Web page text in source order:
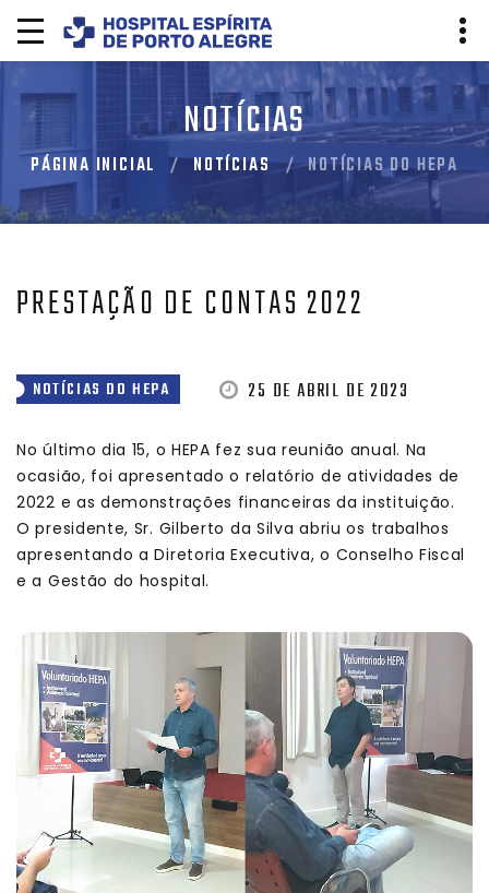
NOTÍCIAS
PÁGINA INICIAL NOTÍCIAS NOTÍCIAS DO HEPA
PRESTAÇÃO DE CONTAS 2022
NOTÍCIAS DO HEPA 25 DE ABRIL DE 2023
No último dia 15, o HEPA fez sua reunião anual. Na
ocasião, foi apresentado o relatório de atividades de
2022 e as demonstrações financeiras da instituição.
O presidente, Sr. Gilberto da Silva abriu os trabalhos
apresentando a Diretoria Executiva, o Conselho Fiscal
e a Gestão do hospital.